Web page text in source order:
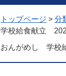
トップページ > 分
学校給食献立
おんがめし 学校